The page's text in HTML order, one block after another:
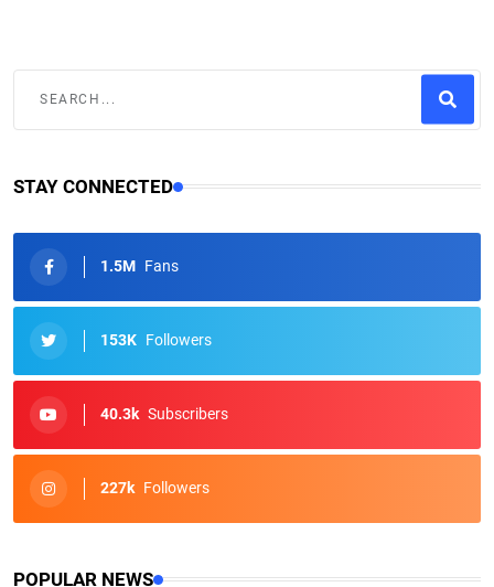
STAY CONNECTED
1.5M Fans
153K Followers
40.3k Subscribers
227k Followers
POPULAR NEWS